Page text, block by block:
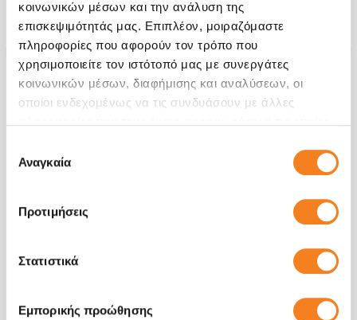
κοινωνικών μέσων και την ανάλυση της
επισκεψιμότητάς μας. Επιπλέον, μοιραζόμαστε
πληροφορίες που αφορούν τον τρόπο που
χρησιμοποιείτε τον ιστότοπό μας με συνεργάτες
κοινωνικών μέσων, διαφήμισης και αναλύσεων, οι
οποίοι ενδεχομένως να τις συνδυάσουν με άλλες
των υπηρεσιών τους.
συγκατάθεσης
Αναγκαία
Προτιμήσεις
Στατιστικά
Εμπορικής προώθησης
Εγγύηση
€36,29